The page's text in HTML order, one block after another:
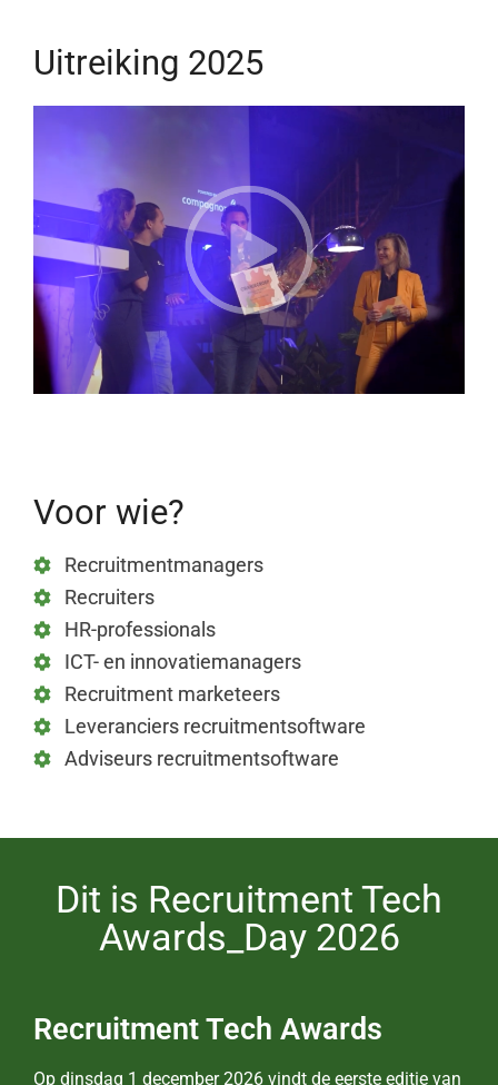
Uitreiking 2025
Voor wie?
Recruitmentmanagers
Recruiters
HR-professionals
ICT- en innovatiemanagers
Recruitment marketeers
Leveranciers recruitmentsoftware
Adviseurs recruitmentsoftware
Dit is Recruitment Tech
Awards_Day 2026
Recruitment Tech Awards
Op dinsdag 1 december 2026 vindt de eerste editie van